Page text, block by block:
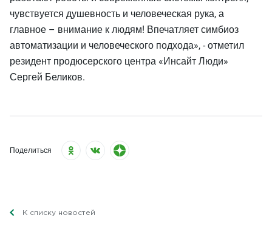
чувствуется душевность и человеческая рука, а
главное – внимание к людям! Впечатляет симбиоз
автоматизации и человеческого подхода», - отметил
резидент продюсерского центра «Инсайт Люди»
Сергей Беликов.
Поделиться
К списку новостей